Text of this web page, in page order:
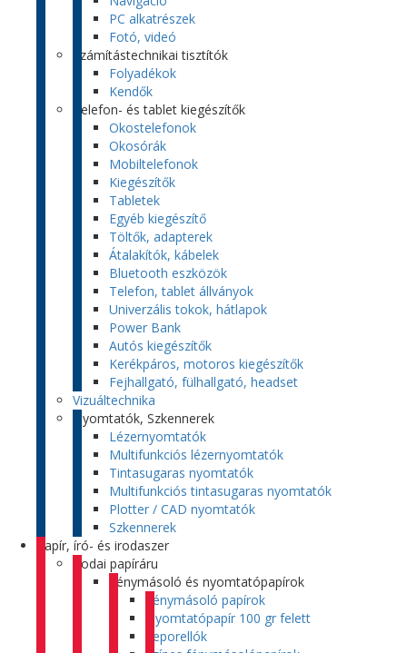
PC alkatrészek
Fotó, videó
Számítástechnikai tisztítók
Folyadékok
Kendők
Telefon- és tablet kiegészítők
Okostelefonok
Okosórák
Mobiltelefonok
Kiegészítők
Tabletek
Egyéb kiegészítő
Töltők, adapterek
Átalakítók, kábelek
Bluetooth eszközök
Telefon, tablet állványok
Univerzális tokok, hátlapok
Power Bank
Autós kiegészítők
Kerékpáros, motoros kiegészítők
Fejhallgató, fülhallgató, headset
Vizuáltechnika
Nyomtatók, Szkennerek
Lézernyomtatók
Multifunkciós lézernyomtatók
Tintasugaras nyomtatók
Multifunkciós tintasugaras nyomtatók
Plotter / CAD nyomtatók
Szkennerek
Papír, író- és irodaszer
Irodai papíráru
Fénymásoló és nyomtatópapírok
Fénymásoló papírok
Nyomtatópapír 100 gr felett
Leporellók